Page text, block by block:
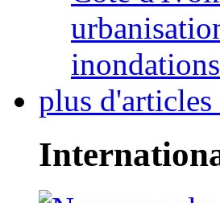
inondations
plus d'articles